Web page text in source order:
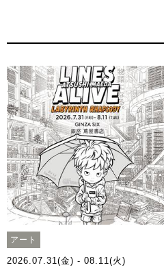
アート
2026.07.31(金) - 08.11(火)